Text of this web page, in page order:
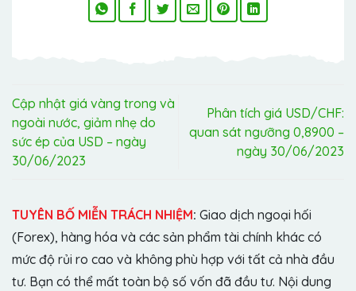
Cập nhật giá vàng trong và
ngoài nước, giảm nhẹ do
sức ép của USD – ngày
30/06/2023
Phân tích giá USD/CHF:
quan sát ngưỡng 0,8900 –
ngày 30/06/2023
TUYÊN BỐ MIỄN TRÁCH NHIỆM: Giao dịch ngoại hối
(Forex), hàng hóa và các sản phẩm tài chính khác có
mức độ rủi ro cao và không phù hợp với tất cả nhà đầu
tư. Bạn có thể mất toàn bộ số vốn đã đầu tư. Nội dung